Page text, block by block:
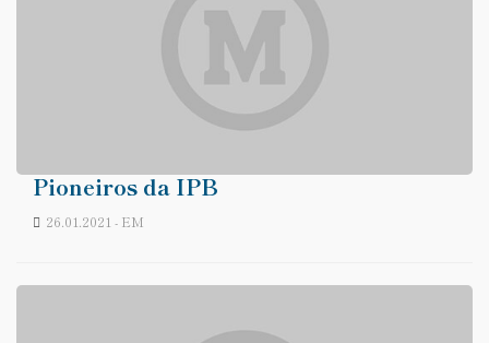
Pioneiros da IPB
26.01.2021 - EM